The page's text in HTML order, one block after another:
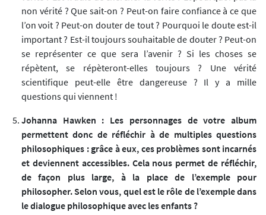
non vérité ? Que sait-on ? Peut-on faire confiance à ce que
l’on voit ? Peut-on douter de tout ? Pourquoi le doute est-il
important ? Est-il toujours souhaitable de douter ? Peut-on
se représenter ce que sera l’avenir ? Si les choses se
répètent, se répèteront-elles toujours ? Une vérité
scientifique peut-elle être dangereuse ? Il y a mille
questions qui viennent !
Johanna Hawken : Les personnages de votre album
permettent donc de réfléchir à de multiples questions
philosophiques : grâce à eux, ces problèmes sont incarnés
et deviennent accessibles. Cela nous permet de réfléchir,
de façon plus large, à la place de l’exemple pour
philosopher. Selon vous, quel est le rôle de l’exemple dans
le dialogue philosophique avec les enfants ?